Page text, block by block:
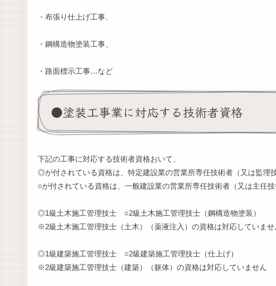
・布張り仕上げ工事、
・鋼構造物塗装工事、
・路面標示工事…など
●塗装工事業に対応する技術者資格
下記の工事に対応する技術者資格おいて、
◎が付されている資格は、特定建設業の営業所専任技術者（又は監理
○が付されている資格は、一般建設業の営業所専任技術者（又は主任技
◎1級土木施工管理技士 ○2級土木施工管理技士（鋼構造物塗装）
※2級土木施工管理技士（土木）（薬液注入）の資格は対応していませ
◎1級建築施工管理技士 ○2級建築施工管理技士（仕上げ）
※2級建築施工管理技士（建築）（躯体）の資格は対応していません